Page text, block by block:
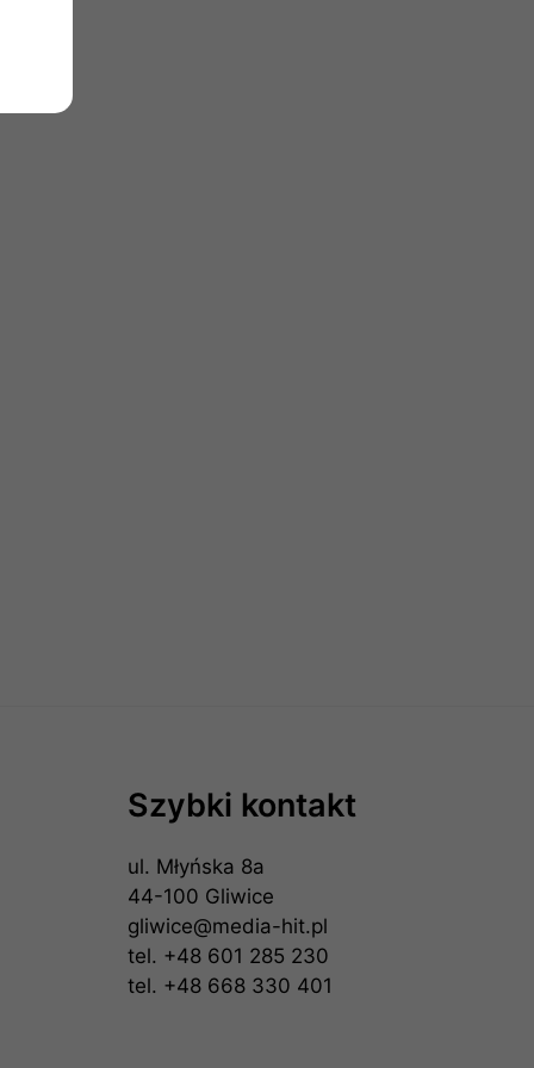
Szybki kontakt
ul. Młyńska 8a
44-100 Gliwice
gliwice@media-hit.pl
tel. +48 601 285 230
tel. +48 668 330 401